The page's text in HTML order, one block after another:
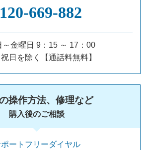
～金曜日 9：15 ～ 17：00
日を除く【通話料無料】
操作方法、修理など
購入後のご相談
ートフリーダイヤル